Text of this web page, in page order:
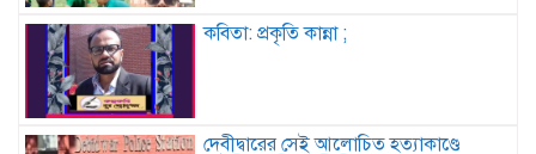
কবিতা: প্রকৃতি কান্না ;
দেবীদ্বারের সেই আলোচিত হত্যাকাণ্ডে